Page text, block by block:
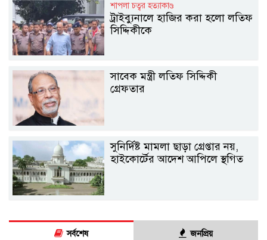
শাপলা চত্বর হত্যাকাণ্ড
ট্রাইব্যুনালে হাজির করা হলো লতিফ
সিদ্দিকীকে
সাবেক মন্ত্রী লতিফ সিদ্দিকী
গ্রেফতার
সুনির্দিষ্ট মামলা ছাড়া গ্রেপ্তার নয়,
হাইকোর্টের আদেশ আপিলে স্থগিত
সর্বশেষ জনপ্রিয়